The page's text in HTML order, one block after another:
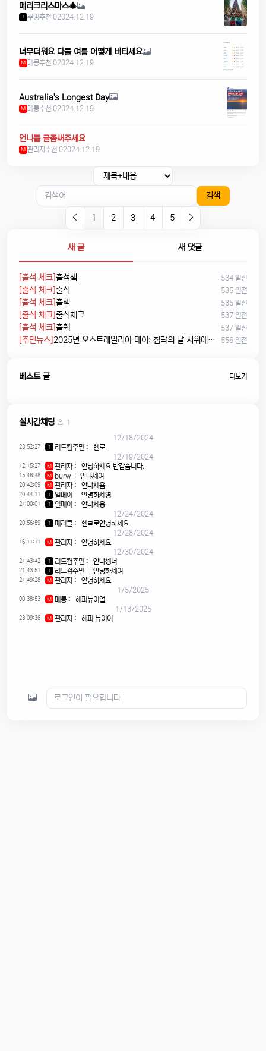
새 글 새 댓글
[출석 체크] 출석쳌 534 일전
[출석 체크] 출석 535 일전
[출석 체크] 출첵 535 일전
[출석 체크] 출석체크 537 일전
[출석 체크] 출췍 537 일전
[주민뉴스] 2025년 오스트레일리아 데이: 침략의 날 시위에서 시민권 선서, 피크닉까지 556 일전
베스트 글 더보기
실시간채팅
1
12/18/2024
23:52:27 1 리드컴주민 :
헬로
12/19/2024
12:15:27 M 관리자: 안녕하세요 반갑습니다.
15:46:48 M burw : 안냐세여
20:42:09 M 관리자: 안냐세욤
20:44:11 1 일메이 : 안녕하세영
21:00:01 1 일메이 :
안냐세용
12/24/2024
20:56:59 1 메리클:
헬ㄹ로안녕하세요
12/28/2024
16:11:11 M 관리자:
안녕하세요
12/30/2024
21:43:42 1 리드컴주민 : 안냐셍너
21:43:51 1 리드컴주민 : 안냥하세여
21:49:28 M 관리자:
안녕하세요
1/5/2025
00:38:53 M 메롱:
해피뉴이얼
1/13/2025
23:09:36 M 관리자: 해피 뉴이어
메리크리스마스🎄
1 뿌잉추천 02024.12.19
너무더워요 다들 여름 어떻게 버티세요
M 메롱추천 02024.12.19
Australia's Longest Day
M 메롱추천 02024.12.19
언니들 글좀써주세요
M 관리자추천 02024.12.19
검색
1 2 3 4 5